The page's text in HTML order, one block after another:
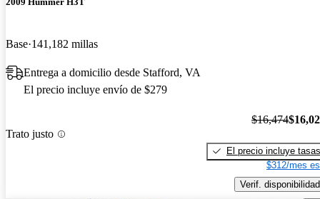
Base 141,182 millas
Entrega a domicilio desde Stafford, VA
El precio incluye envío de $279
Trato justo
$16,474
El precio incluye tasas
$312/mes
Verif. disponibilidad